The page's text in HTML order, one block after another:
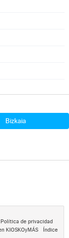
Bizkaia
Política de privacidad
KIOSKOyMÁS
Índice